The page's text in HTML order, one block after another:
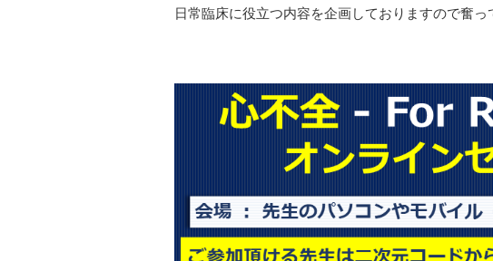
日常臨床に役立つ内容を企画しておりますので奮っ